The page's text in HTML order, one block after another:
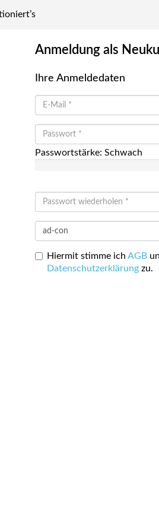
Anmeldung als
Ihre Anmeldedaten
Passwortstärke: Schwach
Hiermit stimme ich AGB
Datenschutzerklärung zu.